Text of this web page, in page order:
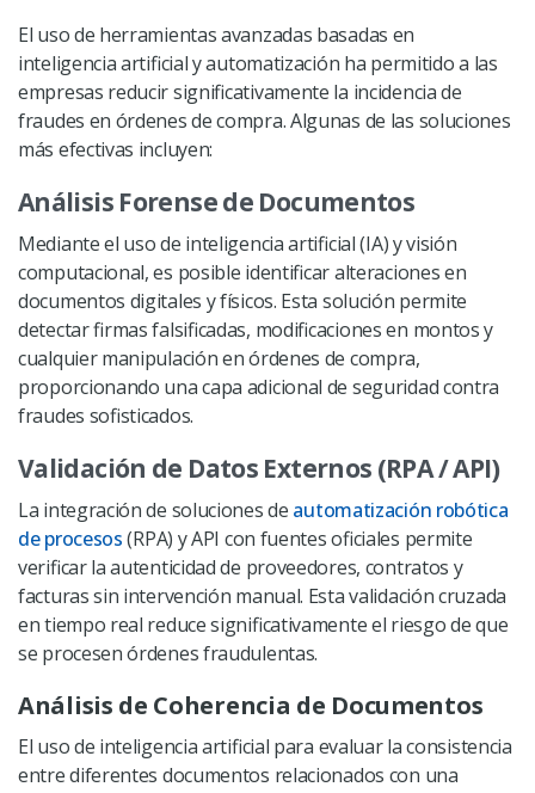
El uso de herramientas avanzadas basadas en
inteligencia artificial y automatización ha permitido a las
empresas reducir significativamente la incidencia de
fraudes en órdenes de compra. Algunas de las soluciones
más efectivas incluyen:
Análisis Forense de Documentos
Mediante el uso de inteligencia artificial (IA) y visión
computacional, es posible identificar alteraciones en
documentos digitales y físicos. Esta solución permite
detectar firmas falsificadas, modificaciones en montos y
cualquier manipulación en órdenes de compra,
proporcionando una capa adicional de seguridad contra
fraudes sofisticados.
Validación de Datos Externos (RPA / API)
La integración de soluciones de automatización robótica
de procesos(RPA) y API con fuentes oficiales permite
verificar la autenticidad de proveedores, contratos y
facturas sin intervención manual. Esta validación cruzada
en tiempo real reduce significativamente el riesgo de que
se procesen órdenes fraudulentas.
Análisis de Coherencia de Documentos
El uso de inteligencia artificial para evaluar la consistencia
entre diferentes documentos relacionados con una